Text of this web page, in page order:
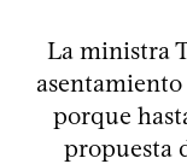
La ministra
porque
propuesta